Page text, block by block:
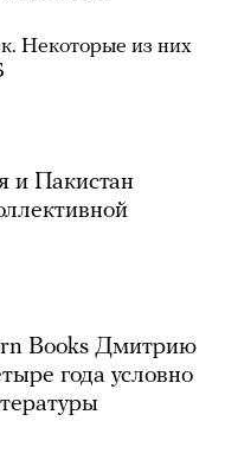
Некоторые из них
и Пакистан
Books Дмитрию
года условно